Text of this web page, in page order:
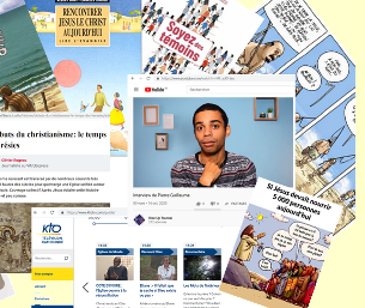
Entraide & Fraternité
Saint-Vincent de Paul
GRAIR
Frère Mutien-Marie
Amis de la Providence